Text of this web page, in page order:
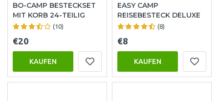
BO-CAMP BESTECKSET
MIT KORB 24-TEILIG
(10)
€20
KAUFEN
EASY CAMP
REISEBESTECK DELUXE
(8)
€8
KAUFEN